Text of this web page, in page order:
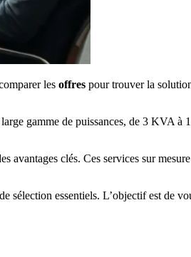
les offres pour trouver la
gamme de puissances, de 3 KVA
avantages clés. Ces services sur
sélection essentiels. L’objectif est de